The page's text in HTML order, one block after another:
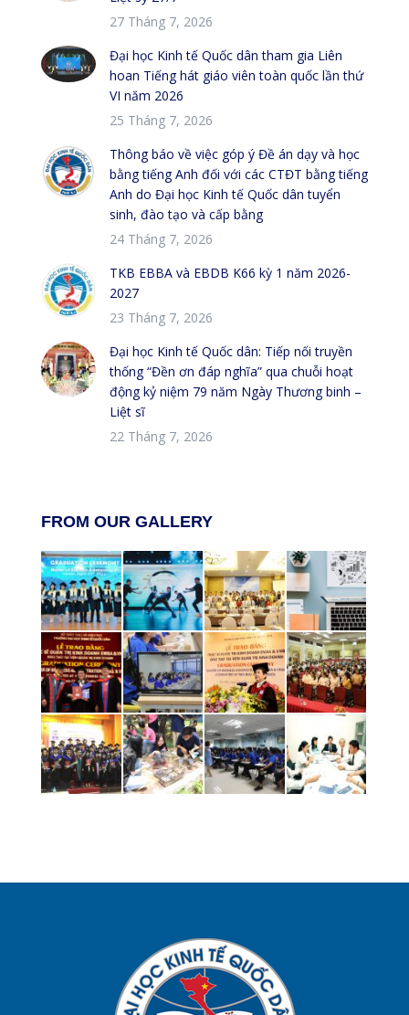
27 Tháng 7, 2026
Đại học Kinh tế Quốc dân tham gia Liên
hoan Tiếng hát giáo viên toàn quốc lần thứ
VI năm 2026
25 Tháng 7, 2026
Thông báo về việc góp ý Đề án dạy và học
bằng tiếng Anh đối với các CTĐT bằng tiếng
Anh do Đại học Kinh tế Quốc dân tuyển
sinh, đào tạo và cấp bằng
24 Tháng 7, 2026
TKB EBBA và EBDB K66 kỳ 1 năm 2026-
2027
23 Tháng 7, 2026
Đại học Kinh tế Quốc dân: Tiếp nối truyền
thống “Đền ơn đáp nghĩa” qua chuỗi hoạt
động kỷ niệm 79 năm Ngày Thương binh –
Liệt sĩ
22 Tháng 7, 2026
FROM OUR GALLERY